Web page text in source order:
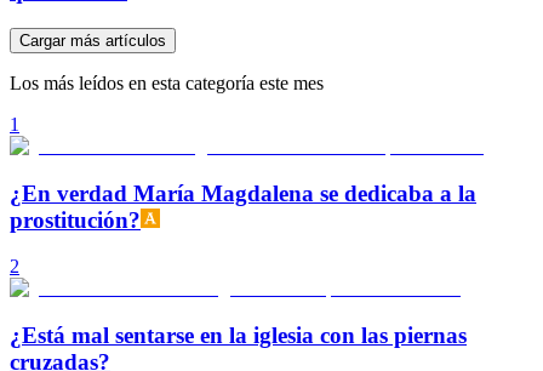
Cargar más artículos
Los más leídos en esta categoría este mes
1
¿En verdad María Magdalena se dedicaba a la
prostitución?
2
¿Está mal sentarse en la iglesia con las piernas
cruzadas?